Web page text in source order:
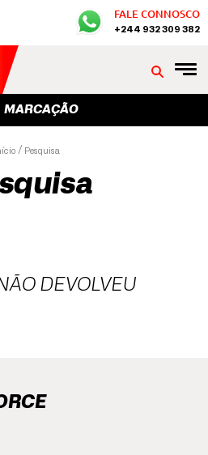
FALE CONNOSCO
+244 932 309 382
MARCAÇÃO
Pesquisa
DEVOLVEU